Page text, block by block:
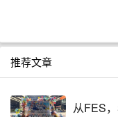
推荐文章
从FES